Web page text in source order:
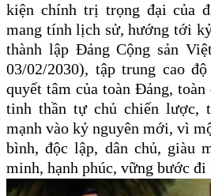
kiện chính trị trọng đại của
mang tính lịch sử, hướng tới
thành lập Đảng Cộng sản
03/02/2030), tập trung cao
quyết tâm của toàn Đảng,
tinh thần tự chủ chiến lược,
mạnh vào kỷ nguyên mới, vì
bình, độc lập, dân chủ, giàu
minh, hạnh phúc, vững bước